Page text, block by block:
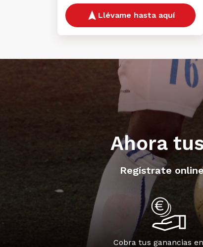
Llévame hasta aquí
Ahora
Regístrate
Cobra tus ganancias